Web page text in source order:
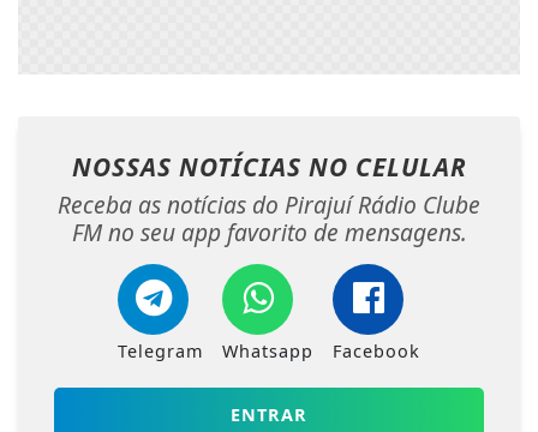
NOSSAS NOTÍCIAS NO CELULAR
Receba as notícias do Pirajuí Rádio Clube
FM no seu app favorito de mensagens.
Telegram Whatsapp Facebook
ENTRAR